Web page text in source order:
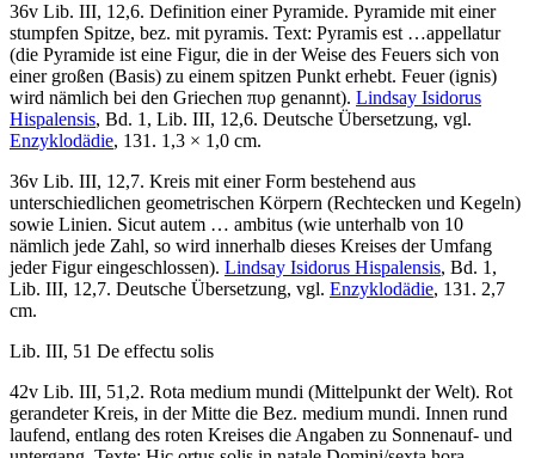
36v Lib. III, 12,6. Definition einer Pyramide. Pyramide mit einer
stumpfen Spitze, bez. mit pyramis. Text: Pyramis est …appellatur
(die Pyramide ist eine Figur, die in der Weise des Feuers sich von
einer großen (Basis) zu einem spitzen Punkt erhebt. Feuer (ignis)
wird nämlich bei den Griechen πυρ genannt). Lindsay Isidorus
Hispalensis, Bd. 1, Lib. III, 12,6. Deutsche Übersetzung, vgl.
Enzyklodädie, 131. 1,3 × 1,0 cm.
36v Lib. III, 12,7. Kreis mit einer Form bestehend aus
unterschiedlichen geometrischen Körpern (Rechtecken und Kegeln)
sowie Linien. Sicut autem … ambitus (wie unterhalb von 10
nämlich jede Zahl, so wird innerhalb dieses Kreises der Umfang
jeder Figur eingeschlossen). Lindsay Isidorus Hispalensis, Bd. 1,
Lib. III, 12,7. Deutsche Übersetzung, vgl. Enzyklodädie, 131. 2,7
cm.
Lib. III, 51 De effectu solis
42v Lib. III, 51,2. Rota medium mundi (Mittelpunkt der Welt). Rot
gerandeter Kreis, in der Mitte die Bez. medium mundi. Innen rund
laufend, entlang des roten Kreises die Angaben zu Sonnenauf- und